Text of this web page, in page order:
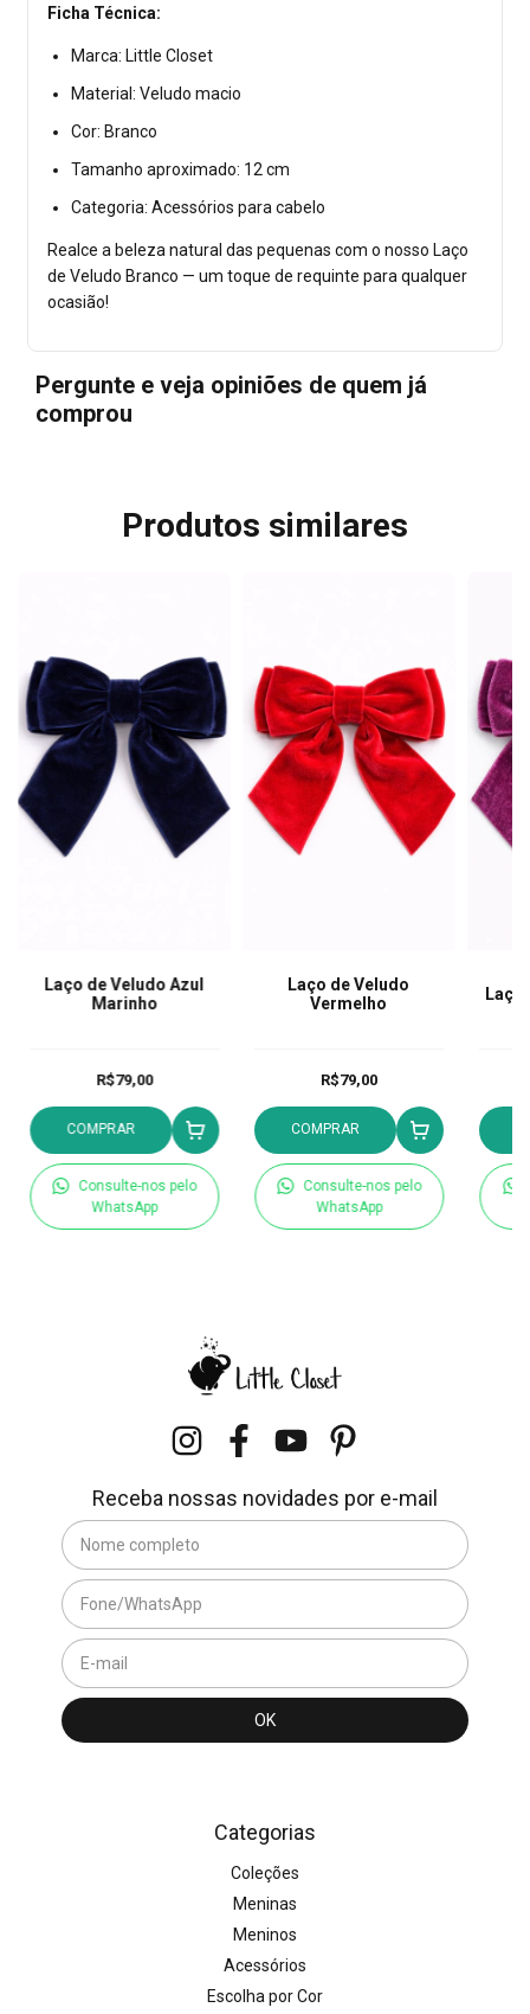
Ficha Técnica:
Marca: Little Closet
Material: Veludo macio
Cor: Branco
Tamanho aproximado: 12 cm
Categoria: Acessórios para cabelo
Realce a beleza natural das pequenas com o nosso Laço
de Veludo Branco — um toque de requinte para qualquer
ocasião!
Pergunte e veja opiniões de quem já
comprou
Produtos similares
Laço de Veludo Azul
Marinho
R$79,00
COMPRAR
Consulte-nos pelo
WhatsApp
Laço de Veludo
Vermelho
R$79,00
COMPRAR
Consulte-nos pelo
WhatsApp
Laço
Receba nossas novidades por e-mail
Categorias
Coleções
Meninas
Meninos
Acessórios
Escolha por Cor